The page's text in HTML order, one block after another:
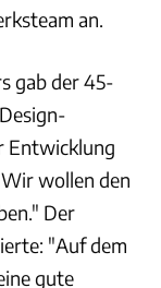
an.
gab der 45-
Entwicklung
wollen den
Der
"Auf dem
gute